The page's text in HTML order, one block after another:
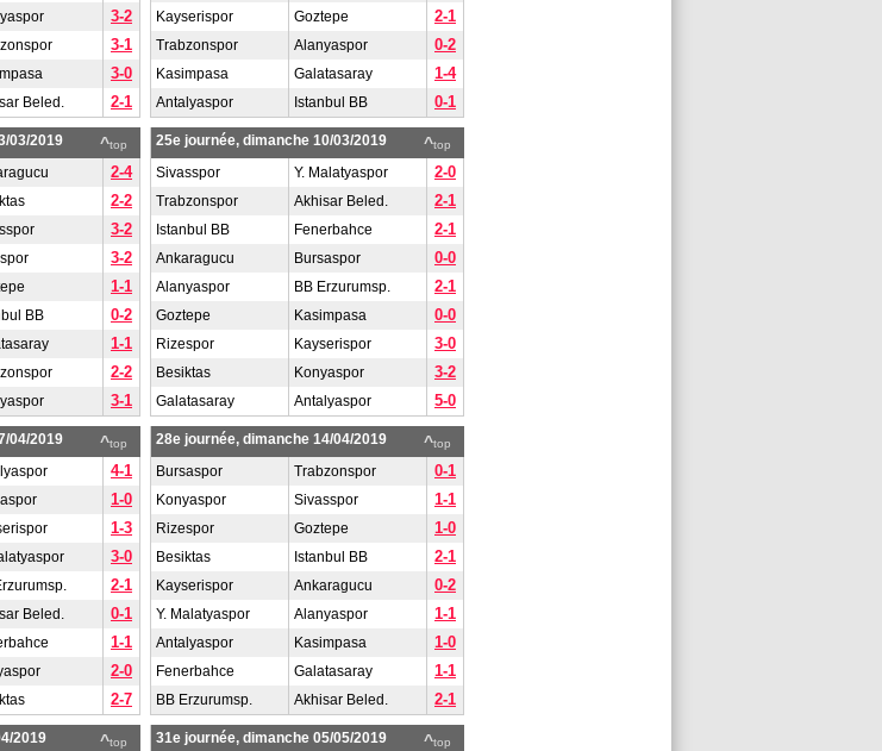
3-2
3-1
3-0
Beled. 2-1
Kayserispor Goztepe 2-1
Trabzonspor Alanyaspor 0-2
Kasimpasa Galatasaray 1-4
Antalyaspor Istanbul BB 0-1
^top
03/2019
2-4
2-2
3-2
3-2
1-1
BB 0-2
1-1
2-2
3-1
^top
25e journée, dimanche 10/03/2019
Sivasspor
Y. Malatyaspor 2-0
Trabzonspor Akhisar Beled. 2-1
Istanbul BB Fenerbahce 2-1
Ankaragucu Bursaspor 0-0
Alanyaspor BB Erzurumsp. 2-1
Goztepe Kasimpasa 0-0
Rizespor Kayserispor 3-0
Besiktas Konyaspor 3-2
Galatasaray Antalyaspor 5-0
^top
04/2019
4-1
1-0
1-3
3-0
2-1
Beled. 0-1
1-1
2-0
2-7
^top
28e journée, dimanche 14/04/2019
Bursaspor
Trabzonspor 0-1
Konyaspor Sivasspor 1-1
Rizespor Goztepe 1-0
Besiktas Istanbul BB 2-1
Kayserispor Ankaragucu 0-2
Y. Malatyaspor Alanyaspor 1-1
Antalyaspor Kasimpasa 1-0
Fenerbahce Galatasaray 1-1
BB Erzurumsp. Akhisar Beled. 2-1
^top
2019
^top
31e journée, dimanche 05/05/2019